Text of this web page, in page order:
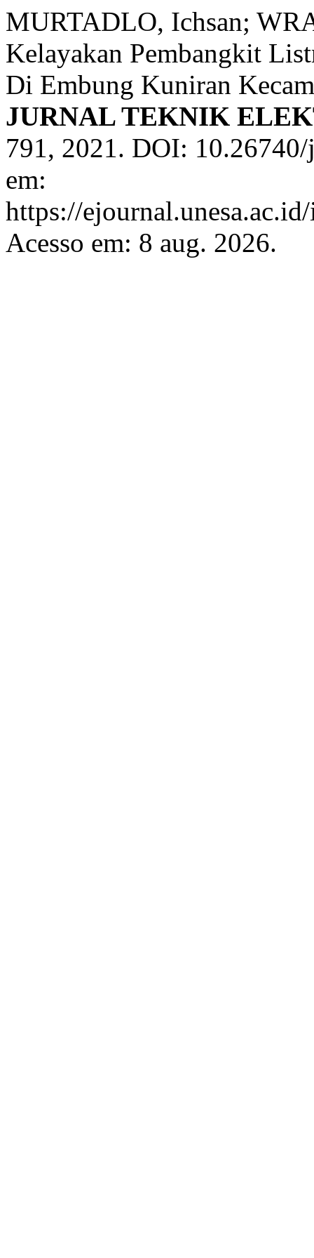
MURTADLO, Ichsan;
Kelayakan Pembangkit
Di Embung Kuniran
JURNAL TEKNIK
791, 2021. DOI:
em:
https://
Acesso em: 8 aug. 2026.